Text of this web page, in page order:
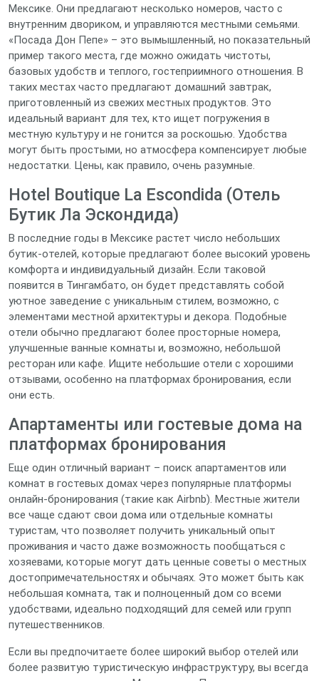
Мексике. Они предлагают несколько номеров, часто с
внутренним двориком, и управляются местными семьями.
«Посада Дон Пепе» – это вымышленный, но показательный
пример такого места, где можно ожидать чистоты,
базовых удобств и теплого, гостеприимного отношения. В
таких местах часто предлагают домашний завтрак,
приготовленный из свежих местных продуктов. Это
идеальный вариант для тех, кто ищет погружения в
местную культуру и не гонится за роскошью. Удобства
могут быть простыми, но атмосфера компенсирует любые
недостатки. Цены, как правило, очень разумные.
Hotel Boutique La Escondida (Отель
Бутик Ла Эскондида)
В последние годы в Мексике растет число небольших
бутик-отелей, которые предлагают более высокий уровень
комфорта и индивидуальный дизайн. Если таковой
появится в Тингамбато, он будет представлять собой
уютное заведение с уникальным стилем, возможно, с
элементами местной архитектуры и декора. Подобные
отели обычно предлагают более просторные номера,
улучшенные ванные комнаты и, возможно, небольшой
ресторан или кафе. Ищите небольшие отели с хорошими
отзывами, особенно на платформах бронирования, если
они есть.
Апартаменты или гостевые дома на
платформах бронирования
Еще один отличный вариант – поиск апартаментов или
комнат в гостевых домах через популярные платформы
онлайн-бронирования (такие как Airbnb). Местные жители
все чаще сдают свои дома или отдельные комнаты
туристам, что позволяет получить уникальный опыт
проживания и часто даже возможность пообщаться с
хозяевами, которые могут дать ценные советы о местных
достопримечательностях и обычаях. Это может быть как
небольшая комната, так и полноценный дом со всеми
удобствами, идеально подходящий для семей или групп
путешественников.
Если вы предпочитаете более широкий выбор отелей или
более развитую туристическую инфраструктуру, вы всегда